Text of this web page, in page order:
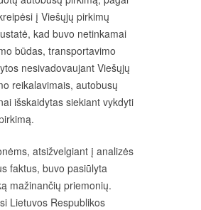
į Viešųjų pirkimų
kad buvo netinkamai
būdas, transportavimo
nesivadovaujant Viešųjų
reikalavimais, autobusų
išskaidytas siekiant vykdyti
atsižvelgiant į analizės
faktus, buvo pasiūlyta
mažinančių priemonių.
Lietuvos Respublikos